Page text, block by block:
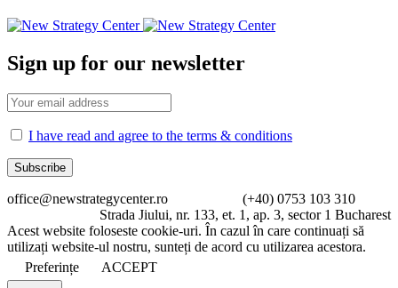
Sign up for our newsletter
I have read and agree to the terms & conditions
office@newstrategycenter.ro (+40) 0753 103 310
Strada Jiului, nr. 133, et. 1, ap. 3, sector 1 Bucharest
Acest website foloseste cookie-uri. În cazul în care continuați să
utilizați website-ul nostru, sunteți de acord cu utilizarea acestora.
Preferințe
ACCEPT